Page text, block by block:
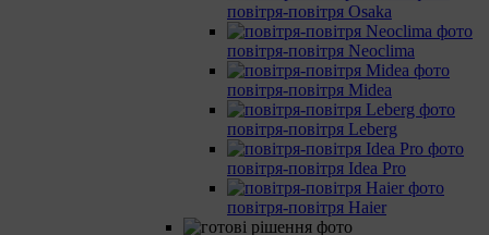
повітря-повітря Osaka
повітря-повітря Neoclima
повітря-повітря Midea
повітря-повітря Leberg
повітря-повітря Idea Pro
повітря-повітря Haier